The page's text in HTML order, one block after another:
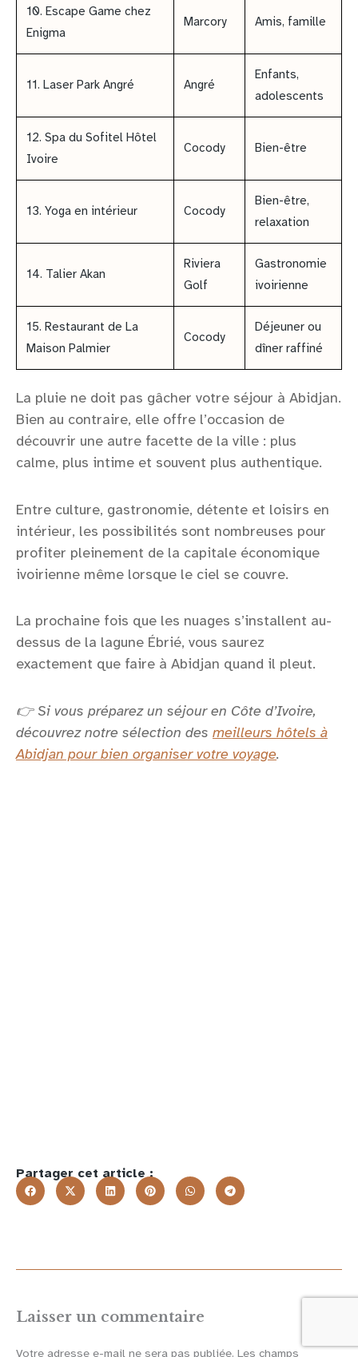
10. Escape Game chez
Enigma
Marcory Amis, famille
11. Laser Park Angré Angré
Enfants,
adolescents
12. Spa du Sofitel Hôtel
Ivoire
Cocody Bien-être
13. Yoga en intérieur Cocody
Bien-être,
relaxation
14. Talier Akan
Riviera
Golf
Gastronomie
ivoirienne
15. Restaurant de La
Maison Palmier
Cocody
Déjeuner ou
dîner raffiné
La pluie ne doit pas gâcher votre séjour à Abidjan.
Bien au contraire, elle offre l’occasion de
découvrir une autre facette de la ville : plus
calme, plus intime et souvent plus authentique.
Entre culture, gastronomie, détente et loisirs en
intérieur, les possibilités sont nombreuses pour
profiter pleinement de la capitale économique
ivoirienne même lorsque le ciel se couvre.
La prochaine fois que les nuages s’installent au-
dessus de la lagune Ébrié, vous saurez
exactement que faire à Abidjan quand il pleut.
👉 Si vous préparez un séjour en Côte d’Ivoire,
découvrez notre sélection des meilleurs hôtels à
Abidjan pour bien organiser votre voyage.
Partager cet article :
Laisser un commentaire
Votre adresse e-mail ne sera pas publiée. Les champs